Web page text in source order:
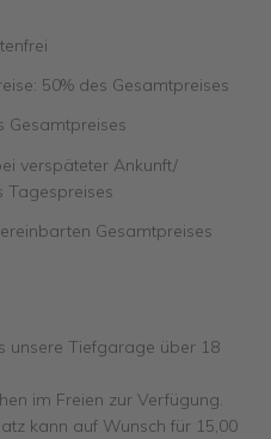
50% des Gesamtpreises
Gesamtpreises
verspäteter Ankunft/
Tagespreises
Gesamtpreises
unsere Tiefgarage über 18
im Freien zur Verfügung.
kann auf Wunsch für 15,00